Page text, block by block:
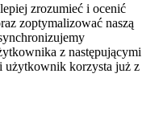
zrozumieć i ocenić
zoptymalizować naszą
z następującymi
użytkownik korzysta już z